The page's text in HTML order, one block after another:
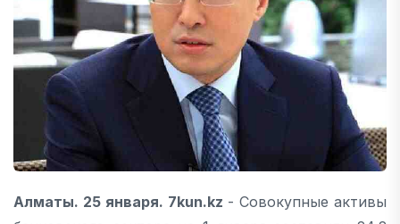
Алматы. 25 января. 7kun.kz - Совокупные активы